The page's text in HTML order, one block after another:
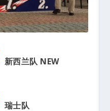
新西兰队 NEW
瑞士队